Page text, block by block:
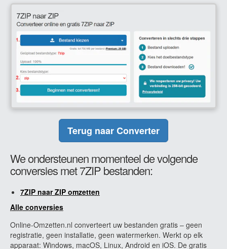
Terug naar Converter
We ondersteunen momenteel de volgende
conversies met 7ZIP bestanden:
7ZIP naar ZIP omzetten
Alle conversies
Online-Omzetten.nl converteert uw bestanden gratis – geen
registratie, geen installatie, geen watermerken. Werkt op elk
apparaat: Windows, macOS, Linux, Android en iOS. De gratis